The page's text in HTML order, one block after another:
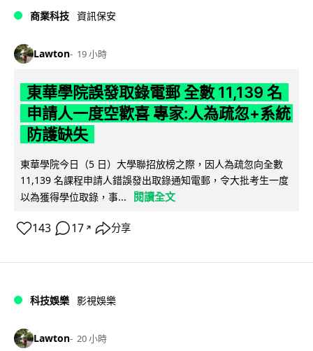
商業科技 資訊保安
Lawton 19 小時
東華學院誤發取錄電郵 全數 11,139 名
申請人一度空歡喜 專家:人為疏忽+系統
防護缺失
東華學院今日（5 日）大學聯招放榜之際，因人為疏忽向全數
11,139 名課程申請人錯誤發出取錄通知電郵，令大批考生一度
以為獲得學位取錄，事...
閱讀全文
143 17 ↗ 分享
科技娛樂 影視娛樂
Lawton 20 小時